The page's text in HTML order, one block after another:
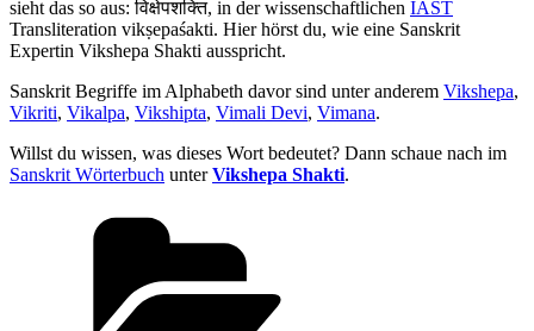
sieht das so aus: विक्षेपशक्ति, in der wissenschaftlichen IAST
Transliteration vikṣepaśakti. Hier hörst du, wie eine Sanskrit
Expertin Vikshepa Shakti ausspricht.
Sanskrit Begriffe im Alphabeth davor sind unter anderem Vikshepa,
Vikriti, Vikalpa, Vikshipta, Vimali Devi, Vimana.
Willst du wissen, was dieses Wort bedeutet? Dann schaue nach im
Sanskrit Wörterbuch unterVikshepa Shakti.